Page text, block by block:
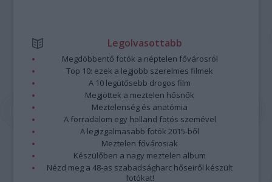
Legolvasottabb
Megdöbbentő fotók a néptelen fővárosról
Top 10: ezek a legjobb szerelmes filmek
A 10 legütősebb drogos film
Megjöttek a meztelen hősnők
Meztelenség és anatómia
A forradalom egy holland fotós szemével
A legizgalmasabb fotók 2015-ből
Meztelen fővárosiak
Készülőben a nagy meztelen album
Nézd meg a 48-as szabadságharc hőseiről készült
fotókat!